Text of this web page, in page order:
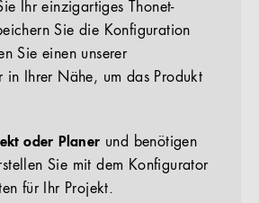
Ihr einzigartiges Thonet-
Sie die Konfiguration
Sie einen unserer
in Ihrer Nähe, um das Produkt
oder Planer und benötigen
Sie mit dem Konfigurator
für Ihr Projekt.